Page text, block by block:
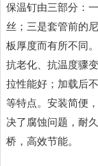
保温钉由三部分：
丝；三是套管前的
板厚度而有所不同
抗老化、抗温度骤
拉性能好；加载后
等特点。安装简便
决了腐蚀问题，耐
桥，高效节能。